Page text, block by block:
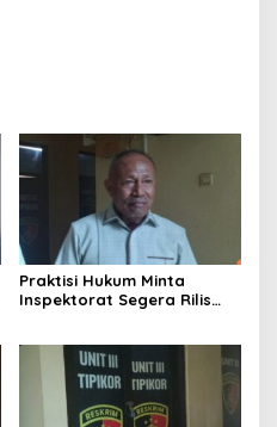
Praktisi Hukum Minta
Inspektorat Segera Rilis